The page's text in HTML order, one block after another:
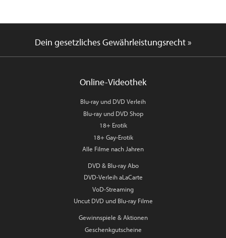
Dein gesetzliches Gewährleistungsrecht »
Online-Videothek
Blu-ray und DVD Verleih
Blu-ray und DVD Shop
18+ Erotik
18+ Gay-Erotik
Alle Filme nach Jahren
DVD & Blu-ray Abo
DVD-Verleih aLaCarte
VoD-Streaming
Uncut DVD und Blu-ray Filme
Gewinnspiele & Aktionen
Geschenkgutscheine